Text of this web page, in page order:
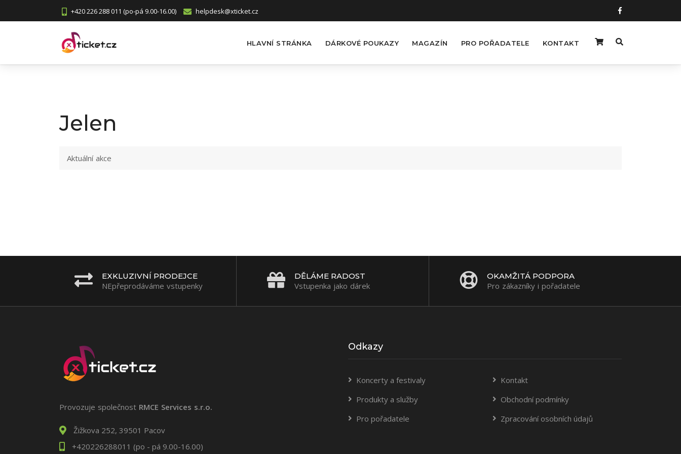
+420 226 288 011 (po-pá 9.00-16.00) helpdesk@xticket.cz
HLAVNÍ STRÁNKA DÁRKOVÉ POUKAZY MAGAZÍN PRO POŘADATELE KONTAKT
Jelen
Aktuální akce
EXKLUZIVNÍ PRODEJCE
NEpřeprodáváme vstupenky
DĚLÁME RADOST
Vstupenka jako dárek
OKAMŽITÁ PODPORA
Pro zákazníky i pořadatele
Provozuje společnost RMCE Services s.r.o.
Žižkova 252, 39501 Pacov
+420226288011 (po - pá 9.00-16.00)
Odkazy
Koncerty a festivaly
Produkty a služby
Pro pořadatele
Kontakt
Obchodní podmínky
Zpracování osobních údajů